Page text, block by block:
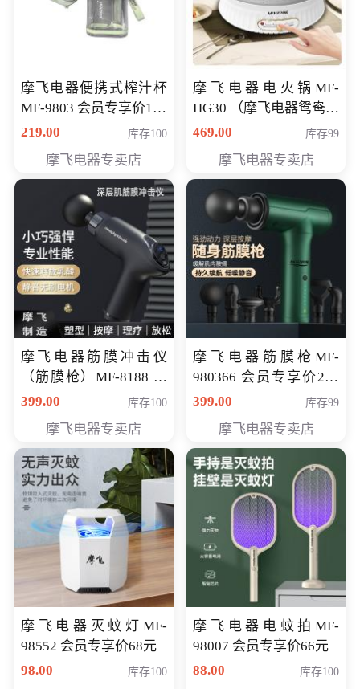
摩飞电器便携式榨汁杯
MF-9803 会员专享价138
元
219.00 库存100
摩飞电器专卖店
摩飞电器电火锅MF-
HG30 （摩飞电器鸳鸯锅
MF-HG30 ） 会员专享价
469.00 库存99
摩飞电器专卖店
摩飞电器筋膜冲击仪
（筋膜枪）MF-8188 会
员专享价268元
399.00 库存100
摩飞电器专卖店
摩飞电器筋膜枪MF-
980366 会员专享价299
元
399.00 库存99
摩飞电器专卖店
摩飞电器灭蚊灯MF-
98552 会员专享价68元
98.00
库存100
摩飞电器电蚊拍MF-
98007 会员专享价66元
88.00
库存100